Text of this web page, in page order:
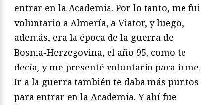
entrar en la Academia. Por lo tanto, me fui
voluntario a Almería, a Viator, y luego,
además, era la época de la guerra de
Bosnia-Herzegovina, el año 95, como te
decía, y me presenté voluntario para irme.
Ir a la guerra también te daba más puntos
para entrar en la Academia. Y ahí fue